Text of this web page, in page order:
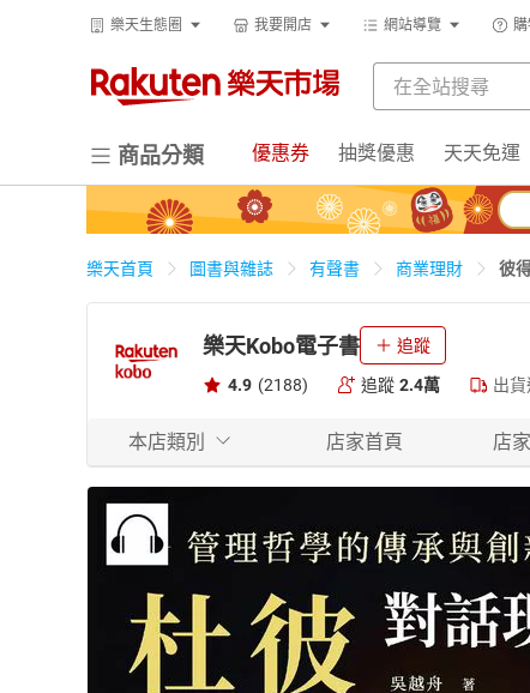
樂天生態圈 我要開店 網站導覽
商品分類 優惠券 抽獎優惠 天天免運
樂天首頁 圖書與雜誌 有聲書 商業理財 彼
樂天Kobo電子書 追蹤
4.9 (2188) 追蹤 2.4萬 出
本店類別 店家首頁 店